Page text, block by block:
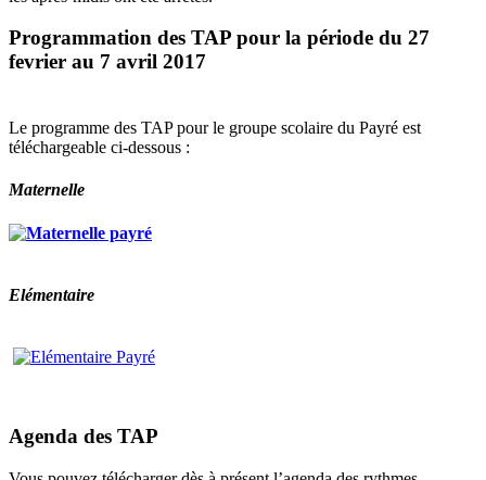
Programmation des TAP pour la période du 27
fevrier au 7 avril 2017
Le programme des TAP pour le groupe scolaire du Payré est
téléchargeable ci-dessous :
Maternelle
Elémentaire
Agenda des TAP